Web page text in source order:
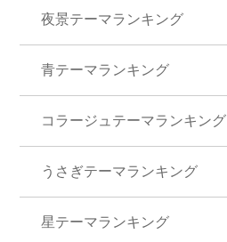
夜景テーマランキング
青テーマランキング
コラージュテーマランキング
うさぎテーマランキング
星テーマランキング